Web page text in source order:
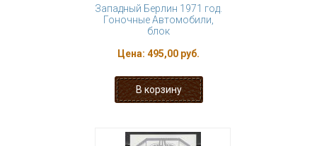
Западный Берлин 1971 год.
Гоночные Автомобили,
блок
Цена: 495,00 руб.